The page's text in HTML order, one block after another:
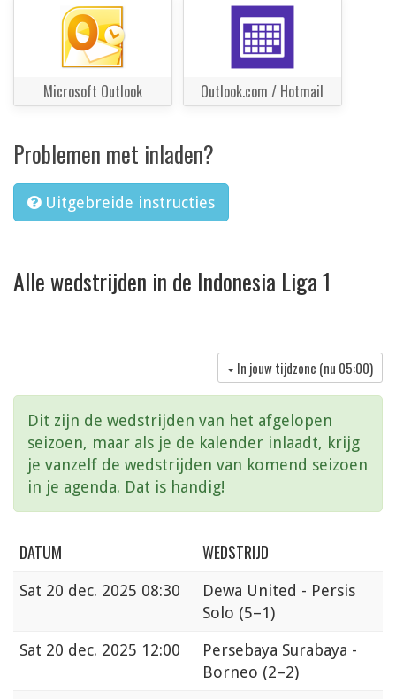
Microsoft Outlook Outlook.com / Hotmail
Problemen met inladen?
Uitgebreide instructies
Alle wedstrijden in de Indonesia Liga 1
In jouw tijdzone (nu 05:00)
Dit zijn de wedstrijden van het afgelopen
seizoen, maar als je de kalender inlaadt, krijg
je vanzelf de wedstrijden van komend seizoen
in je agenda. Dat is handig!
DATUM WEDSTRIJD
Sat 20 dec. 2025 08:30
Dewa United - Persis
Solo (5–1)
Sat 20 dec. 2025 12:00
Persebaya Surabaya -
Borneo (2–2)